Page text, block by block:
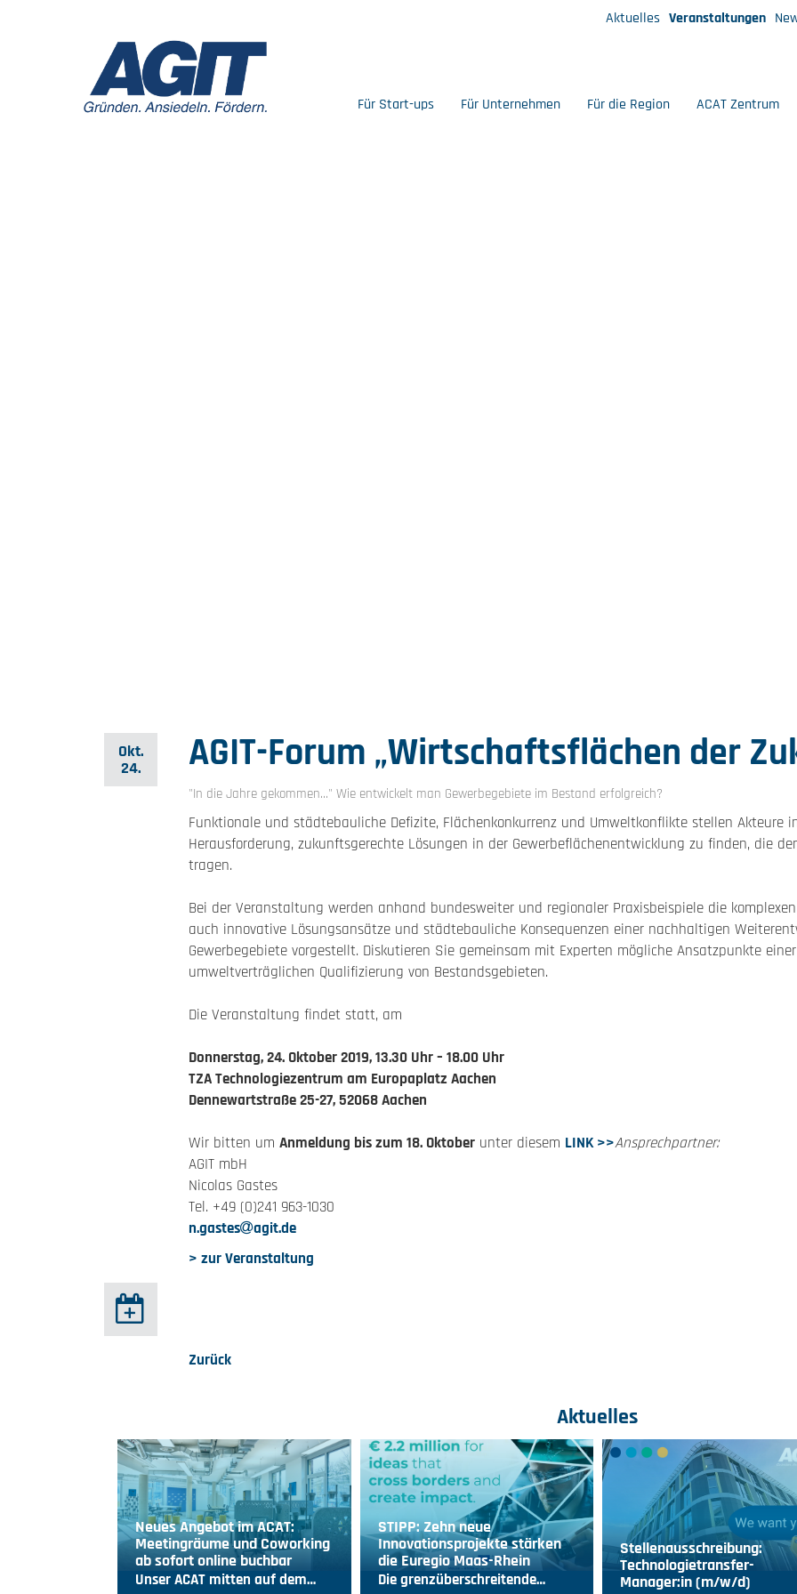
Aktuelles Veranstaltungen
Für Start-ups Für Unternehmen Für die Region ACAT Zentrum
Okt.
24.
AGIT-Forum „Wirtschaftsflächen der
"In die Jahre gekommen…" Wie entwickelt man Gewerbegebiete im Bestand erfolgreich?
Funktionale und städtebauliche Defizite, Flächenkonkurrenz und Umweltkonflikte stellen Akteure
Herausforderung, zukunftsgerechte Lösungen in der Gewerbeflächenentwicklung zu finden, die
tragen.
Bei der Veranstaltung werden anhand bundesweiter und regionaler Praxisbeispiele die
auch innovative Lösungsansätze und städtebauliche Konsequenzen einer nachhaltigen
Gewerbegebiete vorgestellt. Diskutieren Sie gemeinsam mit Experten mögliche Ansatzpunkte
umweltverträglichen Qualifizierung von Bestandsgebieten.
Die Veranstaltung findet statt, am
Donnerstag, 24. Oktober 2019, 13.30 Uhr – 18.00 Uhr
TZA Technologiezentrum am Europaplatz Aachen
Dennewartstraße 25-27, 52068 Aachen
Wir bitten um Anmeldung bis zum 18. Oktober unter diesem LINK >>Ansprechpartner:
AGIT mbH
Nicolas Gastes
Tel. +49 (0)241 963-1030
n.gastes
agit.de
> zur Veranstaltung
Zurück
Aktuelles
Neues Angebot im ACAT:
Meetingräume und Coworking
ab sofort online buchbar
Unser ACAT mitten auf dem…
STIPP: Zehn neue
Innovationsprojekte stärken
die Euregio Maas-Rhein
Die grenzüberschreitende…
Stellenausschreibung:
Technologietransfer-
Manager:in (m/w/d)